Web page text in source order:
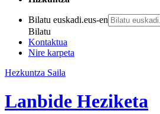
Bilatu euskadi.eus-en
Bilatu
Kontaktua
Nire karpeta
Hezkuntza Saila
Lanbide Heziketa